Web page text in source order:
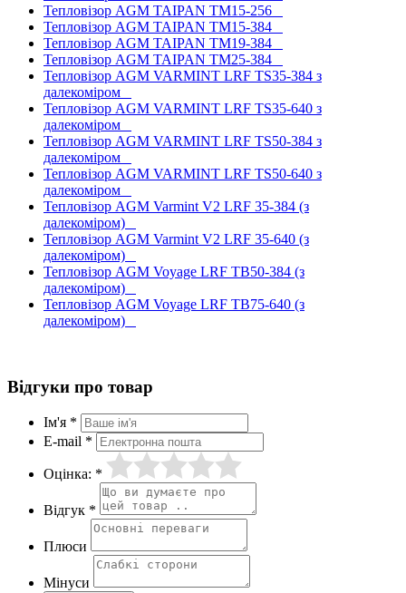
Тепловізор AGM TAIPAN TM15-256
Тепловізор AGM TAIPAN TM15-384
Тепловізор AGM TAIPAN TM19-384
Тепловізор AGM TAIPAN TM25-384
Тепловізор AGM VARMINT LRF TS35-384 з
далекоміром
Тепловізор AGM VARMINT LRF TS35-640 з
далекоміром
Тепловізор AGM VARMINT LRF TS50-384 з
далекоміром
Тепловізор AGM VARMINT LRF TS50-640 з
далекоміром
Тепловізор AGM Varmint V2 LRF 35-384 (з
далекоміром)
Тепловізор AGM Varmint V2 LRF 35-640 (з
далекоміром)
Тепловізор AGM Voyage LRF TB50-384 (з
далекоміром)
Тепловізор AGM Voyage LRF TB75-640 (з
далекоміром)
Відгуки про товар
Ім'я *
E-mail *
Оцінка: *
Відгук *
Плюси
Мінуси